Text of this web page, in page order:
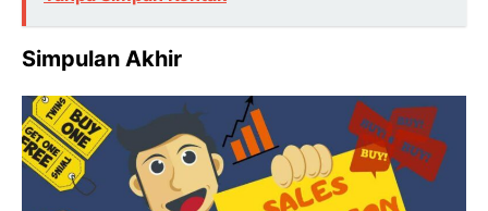
Simpulan Akhir